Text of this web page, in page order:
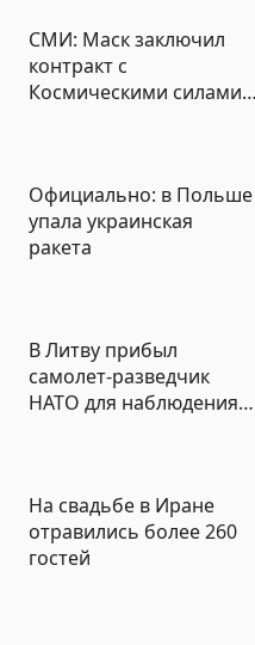
СМИ: Маск заключил
контракт с
Космическими силами
Официально: в Польше
упала украинская
ракета
В Литву прибыл
самолет-разведчик
НАТО для наблюдения
На свадьбе в Иране
отравились более 260
гостей